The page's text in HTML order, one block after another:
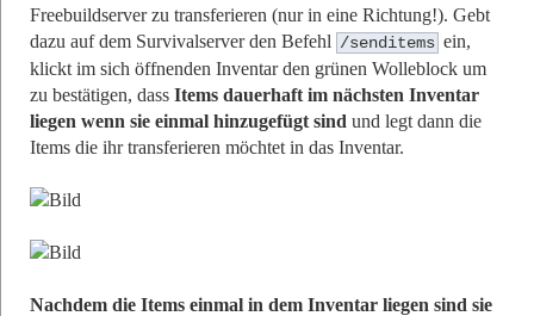
Freebuildserver zu transferieren (nur in eine Richtung!). Gebt
dazu auf dem Survivalserver den Befehl /senditems ein,
klickt im sich öffnenden Inventar den grünen Wolleblock um
zu bestätigen, dass Items dauerhaft im nächsten Inventar
liegen wenn sie einmal hinzugefügt sind und legt dann die
Items die ihr transferieren möchtet in das Inventar.
Nachdem die Items einmal in dem Inventar liegen sind sie